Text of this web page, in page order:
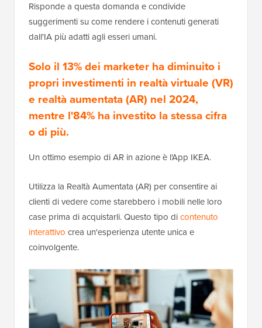
Risponde a questa domanda e condivide
suggerimenti su come rendere i contenuti generati
dall'IA più adatti agli esseri umani.
Solo il 13% dei marketer ha diminuito i
propri investimenti in realtà virtuale (VR)
e realtà aumentata (AR) nel 2024,
mentre l'84% ha investito la stessa cifra
o di più.
Un ottimo esempio di AR in azione è l'App IKEA.
Utilizza la Realtà Aumentata (AR) per consentire ai
clienti di vedere come starebbero i mobili nelle loro
case prima di acquistarli. Questo tipo dicontenuto
interattivo crea un'esperienza utente unica e
coinvolgente.